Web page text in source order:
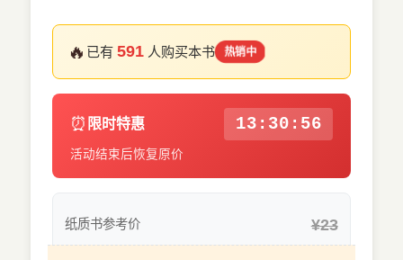
🔥 已有591 人购买本书 热销中
⏰ 限时特惠 13:30:55
活动结束后恢复原价
纸质书参考价 ¥23